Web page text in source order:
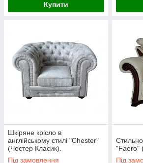
Купити
Шкіряне крісло в
англійському стилі "Chester"
(Честер Класик).
Під замовлення
"Faero"
Під